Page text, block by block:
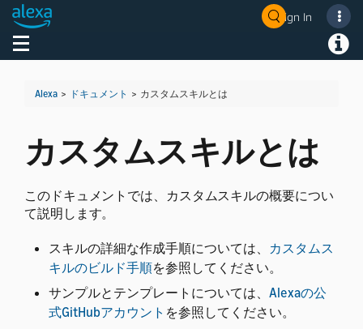
Sign In
Toggle navigation
Alexa > ドキュメント > カスタムスキルとは
カスタムスキルとは
このドキュメントでは、カスタムスキルの概要につい
て説明します。
スキルの詳細な作成手順については、 カスタムス
キルのビルド手順を参照してください。
サンプルとテンプレートについては、 Alexaの公
式GitHubアカウント を参照してください。
Welcome! Ask the DevAssistant